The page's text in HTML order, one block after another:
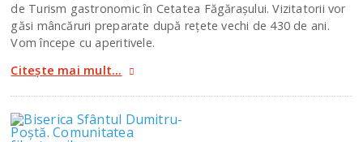
de Turism gastronomic în Cetatea Făgăraşului. Vizitatorii vor
găsi mâncăruri preparate după reţete vechi de 430 de ani.
Vom începe cu aperitivele.
Citește mai mult...